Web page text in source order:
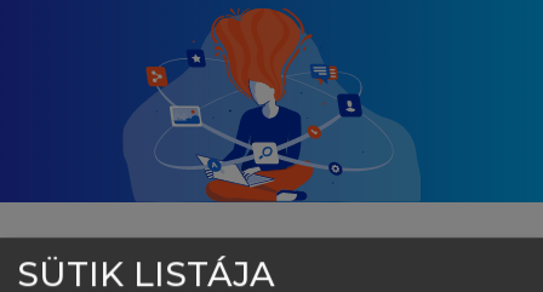
FOGARASI KATALIN, ITTZÉS DÁNIEL, PUTZ MÓNIKA,
SÜTIK LISTÁJA